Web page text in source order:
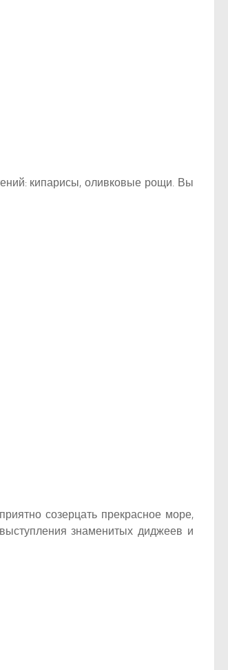
кипарисы, оливковые рощи. Вы
созерцать прекрасное море,
знаменитых диджеев и